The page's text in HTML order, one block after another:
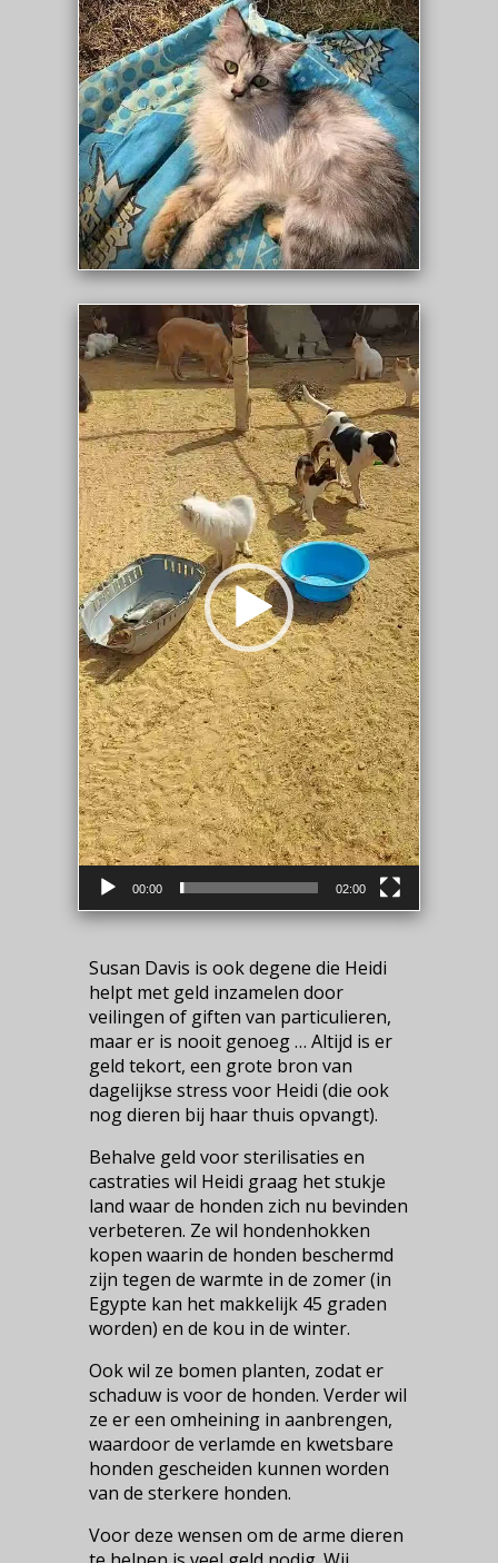
Video
Player
00:00 02:00
Susan Davis is ook degene die Heidi
helpt met geld inzamelen door
veilingen of giften van particulieren,
maar er is nooit genoeg … Altijd is er
geld tekort, een grote bron van
dagelijkse stress voor Heidi (die ook
nog dieren bij haar thuis opvangt).
Behalve geld voor sterilisaties en
castraties wil Heidi graag het stukje
land waar de honden zich nu bevinden
verbeteren. Ze wil hondenhokken
kopen waarin de honden beschermd
zijn tegen de warmte in de zomer (in
Egypte kan het makkelijk 45 graden
worden) en de kou in de winter.
Ook wil ze bomen planten, zodat er
schaduw is voor de honden. Verder wil
ze er een omheining in aanbrengen,
waardoor de verlamde en kwetsbare
honden gescheiden kunnen worden
van de sterkere honden.
Voor deze wensen om de arme dieren